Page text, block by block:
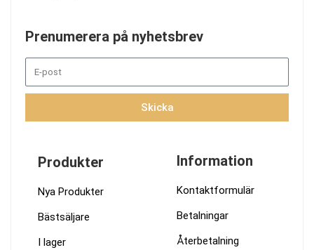
Prenumerera på nyhetsbrev
Skicka
Produkter
Nya Produkter
Bästsäljare
I lager
Information
Kontaktformulär
Betalningar
Återbetalning